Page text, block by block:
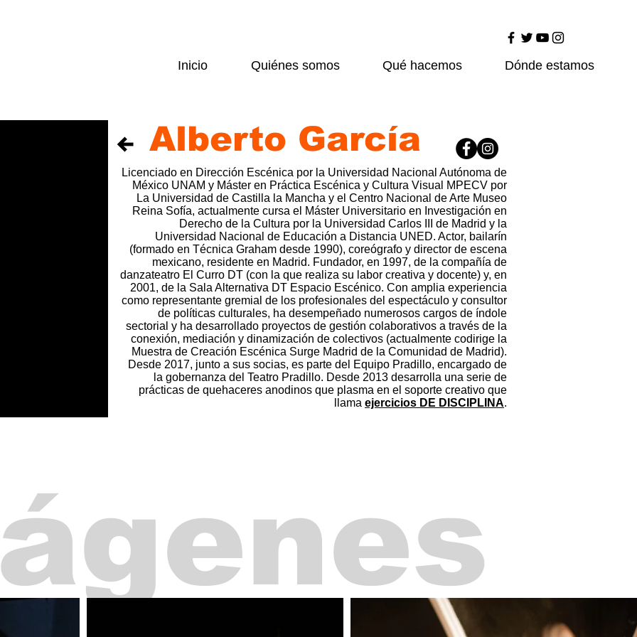
Inicio Quiénes somos Qué hacemos Dónde estamos
Alberto García
Licenciado en Dirección Escénica por la Universidad Nacional Autónoma de
México UNAM y Máster en Práctica Escénica y Cultura Visual MPECV por
La Universidad de Castilla la Mancha y el Centro Nacional de Arte Museo
Reina Sofía, actualmente cursa el Máster Universitario en Investigación en
Derecho de la Cultura por la Universidad Carlos III de Madrid y la
Universidad Nacional de Educación a Distancia UNED. Actor, bailarín
(formado en Técnica Graham desde 1990), coreógrafo y director de escena
mexicano, residente en Madrid. Fundador, en 1997, de la compañía de
danzateatro El Curro DT (con la que realiza su labor creativa y docente) y, en
2001, de la Sala Alternativa DT Espacio Escénico. Con amplia experiencia
como representante gremial de los profesionales del espectáculo y consultor
de políticas culturales, ha desempeñado numerosos cargos de índole
sectorial y ha desarrollado proyectos de gestión colaborativos a través de la
conexión, mediación y dinamización de colectivos (actualmente codirige la
Muestra de Creación Escénica Surge Madrid de la Comunidad de Madrid).
Desde 2017, junto a sus socias, es parte del Equipo Pradillo, encargado de
la gobernanza del Teatro Pradillo. Desde 2013 desarrolla una serie de
prácticas de quehaceres anodinos que plasma en el soporte creativo que
llama ejercicios DE DISCIPLINA.